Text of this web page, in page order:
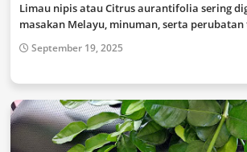
Limau nipis atau Citrus aurantifolia sering
masakan Melayu, minuman, serta
September 19, 2025